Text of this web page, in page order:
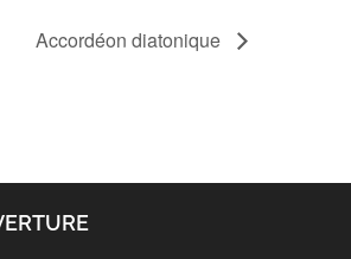
Accordéon diatonique